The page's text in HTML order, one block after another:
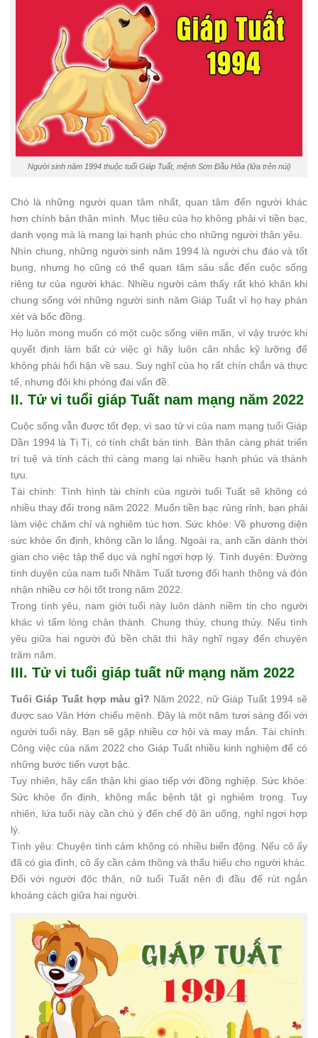
Người sinh năm 1994 thuộc tuổi Giáp Tuất, mệnh Sơn Đầu Hỏa (lửa trên núi)
Chó là những người quan tâm nhất, quan tâm đến người khác
hơn chính bản thân mình. Mục tiêu của họ không phải vì tiền bạc,
danh vọng mà là mang lại hạnh phúc cho những người thân yêu.
Nhìn chung, những người sinh năm 1994 là người chu đáo và tốt
bụng, nhưng họ cũng có thể quan tâm sâu sắc đến cuộc sống
riêng tư của người khác. Nhiều người cảm thấy rất khó khăn khi
chung sống với những người sinh năm Giáp Tuất vì họ hay phán
xét và bốc đồng.
Họ luôn mong muốn có một cuộc sống viên mãn, vì vậy trước khi
quyết định làm bất cứ việc gì hãy luôn cân nhắc kỹ lưỡng để
không phải hối hận về sau. Suy nghĩ của họ rất chín chắn và thực
tế, nhưng đôi khi phóng đại vấn đề.
II. Tử vi tuổi giáp Tuất nam mạng năm 2022
Cuộc sống vẫn được tốt đẹp, vì sao tử vi của nam mạng tuổi Giáp
Dần 1994 là Tị Tị, có tính chất bán tinh. Bản thân càng phát triển
trí tuệ và tính cách thì càng mang lại nhiều hạnh phúc và thành
tựu.
Tài chính: Tình hình tài chính của người tuổi Tuất sẽ không có
nhiều thay đổi trong năm 2022. Muốn tiền bạc rủng rỉnh, bạn phải
làm việc chăm chỉ và nghiêm túc hơn. Sức khỏe: Về phương diện
sức khỏe ổn định, không cần lo lắng. Ngoài ra, anh cần dành thời
gian cho việc tập thể dục và nghỉ ngơi hợp lý. Tình duyên: Đường
tình duyên của nam tuổi Nhâm Tuất tương đối hanh thông và đón
nhận nhiều cơ hội tốt trong năm 2022.
Trong tình yêu, nam giới tuổi này luôn dành niềm tin cho người
khác vì tấm lòng chân thành. Chung thủy, chung thủy. Nếu tình
yêu giữa hai người đủ bền chặt thì hãy nghĩ ngay đến chuyện
trăm năm.
III. Tử vi tuổi giáp tuất nữ mạng năm 2022
Tuổi Giáp Tuất hợp màu gì? Năm 2022, nữ Giáp Tuất 1994 sẽ
được sao Vân Hớn chiếu mệnh. Đây là một năm tươi sáng đối với
người tuổi này. Bạn sẽ gặp nhiều cơ hội và may mắn. Tài chính:
Công việc của năm 2022 cho Giáp Tuất nhiều kinh nghiệm để có
những bước tiến vượt bậc.
Tuy nhiên, hãy cẩn thận khi giao tiếp với đồng nghiệp. Sức khỏe:
Sức khỏe ổn định, không mắc bệnh tật gì nghiêm trọng. Tuy
nhiên, lứa tuổi này cần chú ý đến chế độ ăn uống, nghỉ ngơi hợp
lý.
Tình yêu: Chuyện tình cảm không có nhiều biến động. Nếu cô ấy
đã có gia đình, cô ấy cần cảm thông và thấu hiểu cho người khác.
Đối với người độc thân, nữ tuổi Tuất nên đi đầu để rút ngắn
khoảng cách giữa hai người.